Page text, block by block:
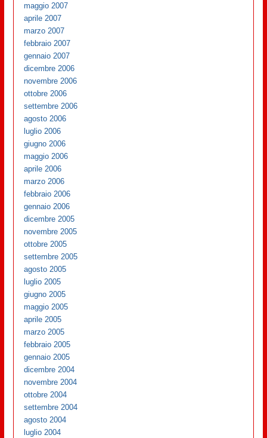
maggio 2007
aprile 2007
marzo 2007
febbraio 2007
gennaio 2007
dicembre 2006
novembre 2006
ottobre 2006
settembre 2006
agosto 2006
luglio 2006
giugno 2006
maggio 2006
aprile 2006
marzo 2006
febbraio 2006
gennaio 2006
dicembre 2005
novembre 2005
ottobre 2005
settembre 2005
agosto 2005
luglio 2005
giugno 2005
maggio 2005
aprile 2005
marzo 2005
febbraio 2005
gennaio 2005
dicembre 2004
novembre 2004
ottobre 2004
settembre 2004
agosto 2004
luglio 2004